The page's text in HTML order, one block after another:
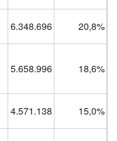
6.348.696 20,8%
5.658.996 18,6%
4.571.138 15,0%